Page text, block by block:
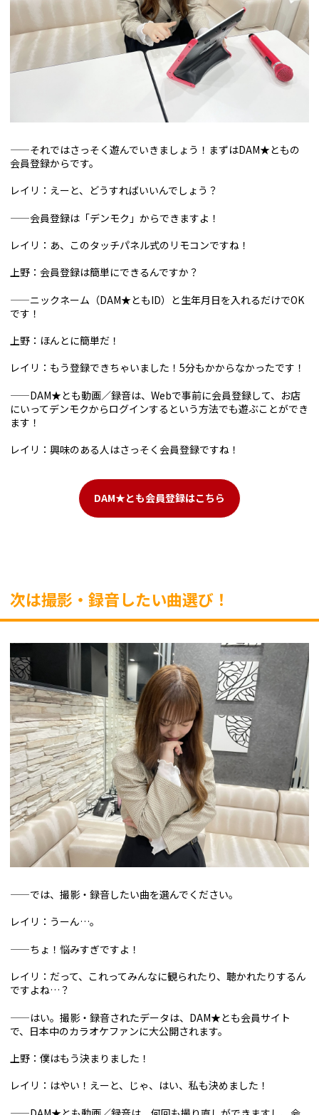
——それではさっそく遊んでいきましょう！まずはDAM★ともの
会員登録からです。
レイリ：えーと、どうすればいいんでしょう？
——会員登録は「デンモク」からできますよ！
レイリ：あ、このタッチパネル式のリモコンですね！
上野：会員登録は簡単にできるんですか？
——ニックネーム（DAM★ともID）と生年月日を入れるだけでOK
です！
上野：ほんとに簡単だ！
レイリ：もう登録できちゃいました！5分もかからなかったです！
——DAM★とも動画／録音は、Webで事前に会員登録して、お店
にいってデンモクからログインするという方法でも遊ぶことができ
ます！
レイリ：興味のある人はさっそく会員登録ですね！
DAM★とも会員登録はこちら
次は撮影・録音したい曲選び！
——では、撮影・録音したい曲を選んでください。
レイリ：うーん…。
——ちょ！悩みすぎですよ！
レイリ：だって、これってみんなに観られたり、聴かれたりするん
ですよね…？
——はい。撮影・録音されたデータは、DAM★とも会員サイト
で、日本中のカラオケファンに大公開されます。
上野：僕はもう決まりました！
レイリ：はやい！えーと、じゃ、はい、私も決めました！